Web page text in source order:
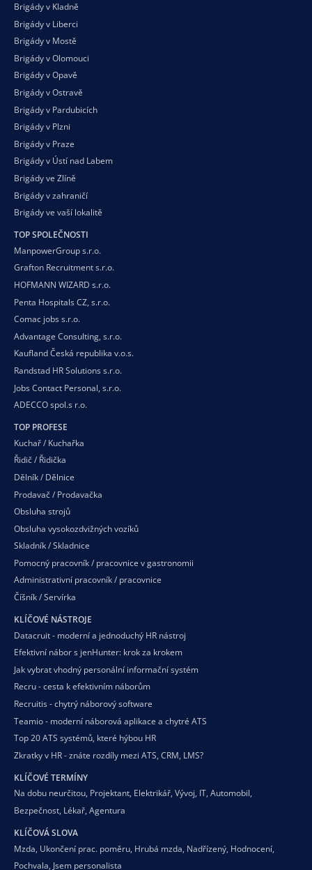
Brigády v Kladně
Brigády v Liberci
Brigády v Mostě
Brigády v Olomouci
Brigády v Opavě
Brigády v Ostravě
Brigády v Pardubicích
Brigády v Plzni
Brigády v Praze
Brigády v Ústí nad Labem
Brigády ve Zlíně
Brigády v zahraničí
Brigády ve vaší lokalitě
TOP SPOLEČNOSTI
ManpowerGroup s.r.o.
Grafton Recruitment s.r.o.
HOFMANN WIZARD s.r.o.
Penta Hospitals CZ, s.r.o.
Comac jobs s.r.o.
Advantage Consulting, s.r.o.
Kaufland Česká republika v.o.s.
Randstad HR Solutions s.r.o.
Jobs Contact Personal, s.r.o.
ADECCO spol.s r.o.
TOP PROFESE
Kuchař / Kuchařka
Řidič / Řidička
Dělník / Dělnice
Prodavač / Prodavačka
Obsluha strojů
Obsluha vysokozdvižných vozíků
Skladník / Skladnice
Pomocný pracovník / pracovnice v gastronomii
Administrativní pracovník / pracovnice
Číšník / Servírka
KLÍČOVÉ NÁSTROJE
Datacruit - moderní a jednoduchý HR nástroj
Efektivní nábor s jenHunter: krok za krokem
Jak vybrat vhodný personální informační systém
Recru - cesta k efektivním náborům
Recruitis - chytrý náborový software
Teamio - moderní náborová aplikace a chytré ATS
Top 20 ATS systémů, které hýbou HR
Zkratky v HR - znáte rozdíly mezi ATS, CRM, LMS?
KLÍČOVÉ TERMÍNY
Na dobu neurčitou, Projektant, Elektrikář, Vývoj, IT, Automobil,
Bezpečnost, Lékař, Agentura
KLÍČOVÁ SLOVA
Mzda, Ukončení prac. poměru, Hrubá mzda, Nadřízený, Hodnocení,
Pochvala, Jsem personalista